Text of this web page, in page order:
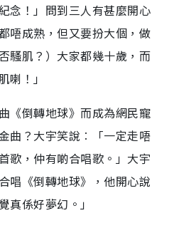
念！」問到三人有甚麼開心
唔成熟，但又要扮大個，做
騷肌？）大家都幾十歲，而
喇！」
《倒轉地球》而成為網民寵
曲？大宇笑說︰「一定走唔
歌，仲有啲合唱歌。」大宇
唱《倒轉地球》，他開心說
真係好夢幻。」